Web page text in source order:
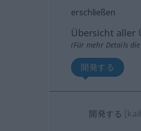
erschließen
Übersicht aller
(Für mehr Details
開発する
開発する